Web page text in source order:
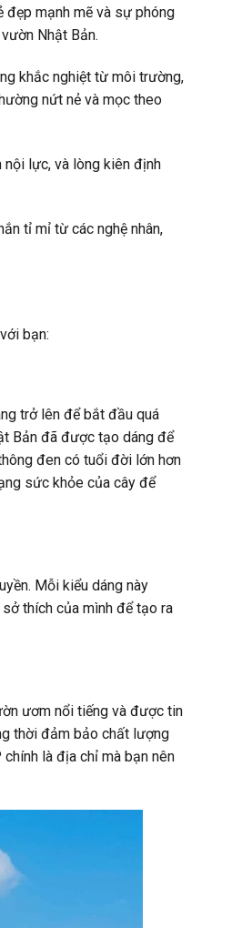
đẹp mạnh mẽ và sự phóng
Nhật Bản.
khắc nghiệt từ môi trường,
nứt nẻ và mọc theo
lực, và lòng kiên định
tỉ mỉ từ các nghệ nhân,
bạn:
trở lên để bắt đầu quá
Bản đã được tạo dáng để
đen có tuổi đời lớn hơn
sức khỏe của cây để
Mỗi kiểu dáng này
thích của mình để tạo ra
ươm nổi tiếng và được tin
thời đảm bảo chất lượng
là địa chỉ mà bạn nên